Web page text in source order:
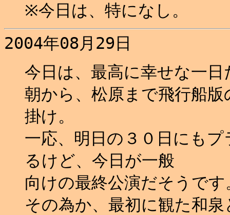
※今日は、特になし。
2004年08月29日
今日は、最高に幸せな一
朝から、松原まで飛行船
掛け。
一応、明日の３０日にも
るけど、今日が一般
向けの最終公演だそうです
その為か、最初に観た和